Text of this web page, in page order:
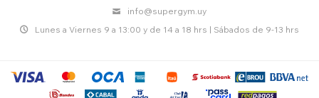
info@supergym.uy
Lunes a Viernes 9 a 13:00 y de 14 a 18 hrs | Sábados de 9-13 hrs